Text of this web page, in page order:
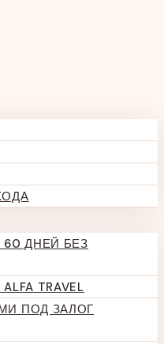
60 ДНЕЙ БЕЗ
TRAVEL
ПОД ЗАЛОГ